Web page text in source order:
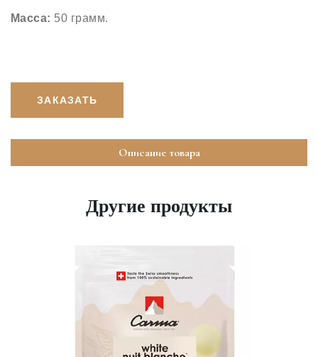
Масса: 50 грамм.
ЗАКАЗАТЬ
Описание товара
Другие продукты